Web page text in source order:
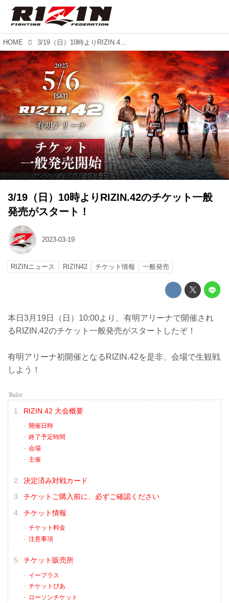
HOME 3/19（日）10時よりRIZIN.42のチケット一般発売がスタート！
3/19（日）10時よりRIZIN.42のチケット一般
発売がスタート！
2023-03-19
RIZINニュース RIZIN42 チケット情報 一般発売
本日3月19日（日）10:00より、有明アリーナで開催され
るRIZIN.42のチケット一般発売がスタートしたぞ！
有明アリーナ初開催となるRIZIN.42を是非、会場で生観戦
しよう！
RIZIN.42 大会概要
開催日時
終了予定時間
会場
主催
決定済み対戦カード
チケットご購入前に、必ずご確認ください
チケット情報
チケット料金
注意事項
チケット販売所
イープラス
チケットぴあ
ローソンチケット